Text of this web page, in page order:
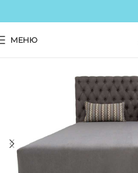
МЕНЮ